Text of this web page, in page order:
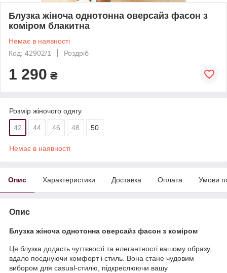
Блузка жіноча однотонна оверсайз фасон з
коміром блакитна
Немає в наявності
Код: 42902/1
Роздріб
1 290 ₴
Розмір жіночого одягу
42 44 46 48 50
Немає в наявності
Опис Характеристики Доставка Оплата Умови
Опис
Блузка жіноча однотонна оверсайз фасон з коміром
Ця блузка додасть чуттєвості та елегантності вашому образу,
вдало поєднуючи комфорт і стиль. Вона стане чудовим
вибором для casual-стилю, підкреслюючи вашу